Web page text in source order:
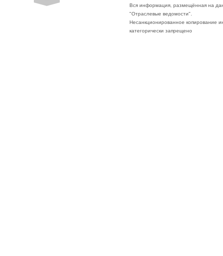
Вся информация, размещённая на
"Отраслевые ведомости".
Несанкционированное копирование
категорически запрещено